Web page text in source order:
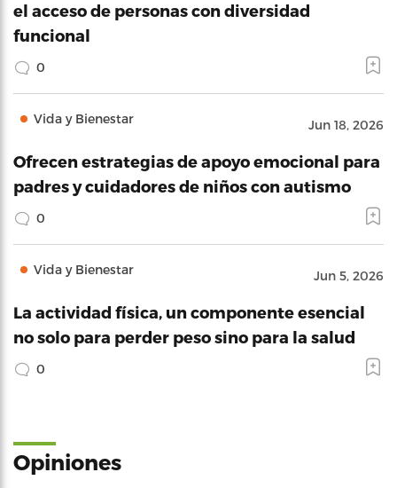
el acceso de personas con diversidad
funcional
0
Vida y Bienestar Jun 18, 2026
Ofrecen estrategias de apoyo emocional para
padres y cuidadores de niños con autismo
0
Vida y Bienestar Jun 5, 2026
La actividad física, un componente esencial
no solo para perder peso sino para la salud
0
Opiniones